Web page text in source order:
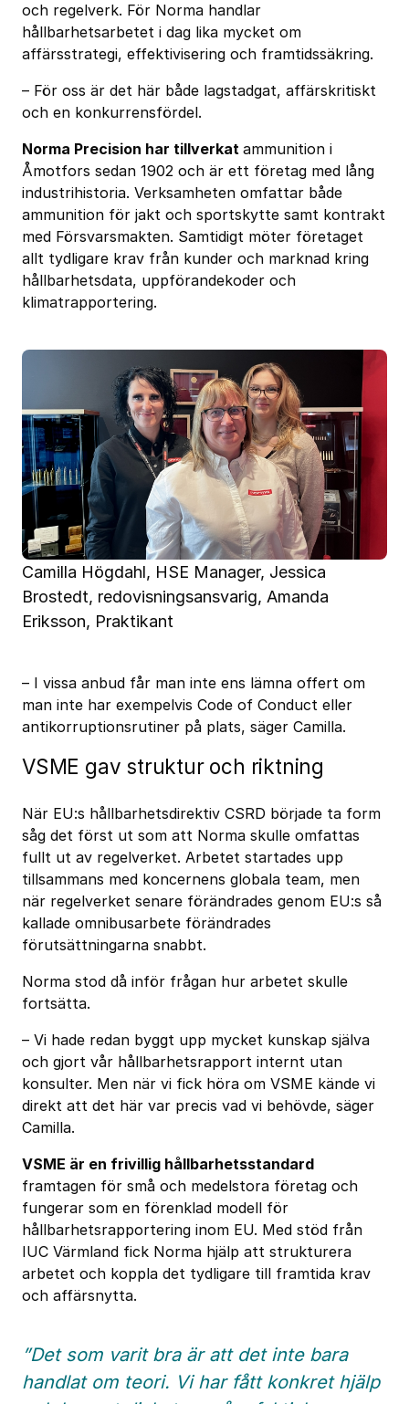
och regelverk. För Norma handlar
hållbarhetsarbetet i dag lika mycket om
affärsstrategi, effektivisering och framtidssäkring.
– För oss är det här både lagstadgat, affärskritiskt
och en konkurrensfördel.
Norma Precision har tillverkat ammunition i
Åmotfors sedan 1902 och är ett företag med lång
industrihistoria. Verksamheten omfattar både
ammunition för jakt och sportskytte samt kontrakt
med Försvarsmakten. Samtidigt möter företaget
allt tydligare krav från kunder och marknad kring
hållbarhetsdata, uppförandekoder och
klimatrapportering.
Camilla Högdahl, HSE Manager, Jessica
Brostedt, redovisningsansvarig, Amanda
Eriksson, Praktikant
– I vissa anbud får man inte ens lämna offert om
man inte har exempelvis Code of Conduct eller
antikorruptionsrutiner på plats, säger Camilla.
VSME gav struktur och riktning
När EU:s hållbarhetsdirektiv CSRD började ta form
såg det först ut som att Norma skulle omfattas
fullt ut av regelverket. Arbetet startades upp
tillsammans med koncernens globala team, men
när regelverket senare förändrades genom EU:s så
kallade omnibusarbete förändrades
förutsättningarna snabbt.
Norma stod då inför frågan hur arbetet skulle
fortsätta.
– Vi hade redan byggt upp mycket kunskap själva
och gjort vår hållbarhetsrapport internt utan
konsulter. Men när vi fick höra om VSME kände vi
direkt att det här var precis vad vi behövde, säger
Camilla.
VSME är en frivillig hållbarhetsstandard
framtagen för små och medelstora företag och
fungerar som en förenklad modell för
hållbarhetsrapportering inom EU. Med stöd från
IUC Värmland fick Norma hjälp att strukturera
arbetet och koppla det tydligare till framtida krav
och affärsnytta.
”Det som varit bra är att det inte bara
handlat om teori. Vi har fått konkret hjälp